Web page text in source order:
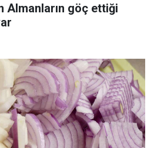
Almanların göç ettiği